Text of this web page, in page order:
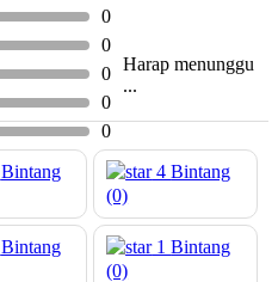
0
0
0
0
0
Bintang
4Bintang
(0)
Bintang
1Bintang
(0)
Harap menunggu
...